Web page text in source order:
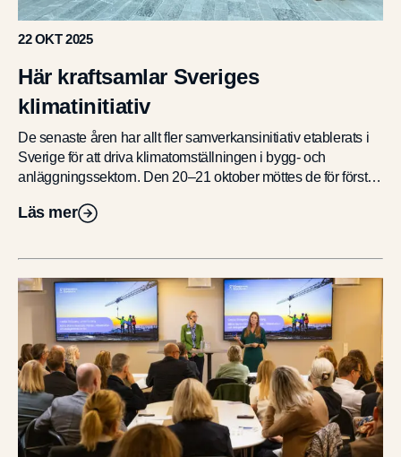
22 OKT 2025
Här kraftsamlar Sveriges
klimatinitiativ
De senaste åren har allt fler samverkansinitiativ etablerats i
Sverige för att driva klimatomställningen i bygg- och
anläggningssektorn. Den 20–21 oktober möttes de för första
Läs mer